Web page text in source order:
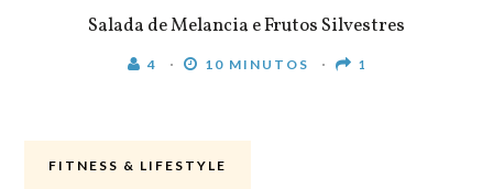
Salada de Melancia e Frutos Silvestres
4 10 MINUTOS 1
FITNESS & LIFESTYLE